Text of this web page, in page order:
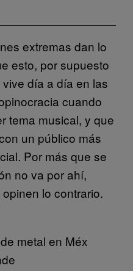
extremas dan lo
esto, por supuesto
día a día en las
cuando
tema musical, y que
un público más
Por más que se
no va por ahí,
lo contrario.
metal en Méx